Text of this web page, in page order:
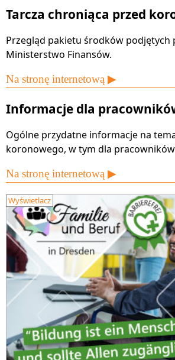
Tarcza chroniąca przed
Przegląd pakietu środków podjętych
Ministerstwo Finansów.
Na stronę internetową ▶
Informacje dla
Ogólne przydatne informacje na
koronowego, w tym dla
Na stronę internetową ▶
Wyświetlacz